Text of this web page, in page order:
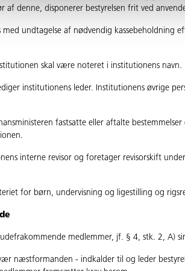
af denne, disponerer bestyrelsen frit ved
undtagelse af nødvendig kassebeholdning
skal være noteret i institutionens navn.
institutionens leder. Institutionens øvrige
fastsatte eller aftalte
interne revisor og foretager revisorskift
for børn, undervisning og ligestilling og
medlemmer, jf. § 4, stk. 2, A)
næstformanden - indkalder til og leder